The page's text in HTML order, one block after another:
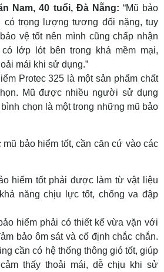
Nam, 40 tuổi, Đà Nẵng: “Mũ bảo
có trọng lượng tương đối nặng, tuy
vệ tốt nên mình cũng chấp nhận
lớp lót bên trong khá mềm mại,
mái khi sử dụng.”
Protec 325 là một sản phẩm chất
Mũ được nhiều người sử dụng
chọn là một trong những mũ bảo
bảo hiểm tốt, cần căn cứ vào các
hiểm tốt phải được làm từ vật liệu
năng chịu lực tốt, chống va đập
hiểm phải có thiết kế vừa vặn với
bảo ôm sát và cố định chắc chắn.
cần có hệ thống thông gió tốt, giúp
thấy thoải mái, dễ chịu khi sử